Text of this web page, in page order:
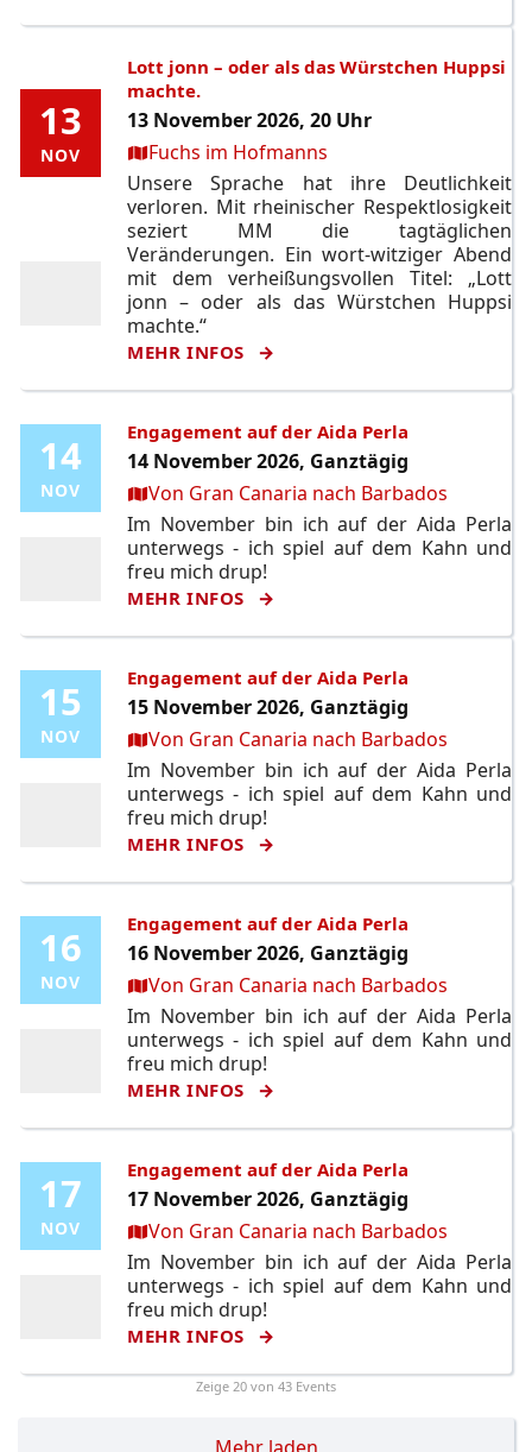
13
NOV
13
NOV
Lott jonn – oder als das Würstchen Huppsi
machte.
13 November 2026, 20 Uhr
Ort:Fuchs im Hofmanns
Unsere Sprache hat ihre Deutlichkeit
verloren. Mit rheinischer Respektlosigkeit
seziert MM die tagtäglichen
Veränderungen. Ein wort-witziger Abend
mit dem verheißungsvollen Titel: „Lott
jonn – oder als das Würstchen Huppsi
machte.“
MEHR INFOS
14
NOV
14
NOV
Engagement auf der Aida Perla
14 November 2026, Ganztägig
Ort:Von Gran Canaria nach Barbados
Im November bin ich auf der Aida Perla
unterwegs - ich spiel auf dem Kahn und
freu mich drup!
MEHR INFOS
15
NOV
15
NOV
Engagement auf der Aida Perla
15 November 2026, Ganztägig
Ort:Von Gran Canaria nach Barbados
Im November bin ich auf der Aida Perla
unterwegs - ich spiel auf dem Kahn und
freu mich drup!
MEHR INFOS
16
NOV
16
NOV
Engagement auf der Aida Perla
16 November 2026, Ganztägig
Ort:Von Gran Canaria nach Barbados
Im November bin ich auf der Aida Perla
unterwegs - ich spiel auf dem Kahn und
freu mich drup!
MEHR INFOS
17
NOV
17
NOV
Engagement auf der Aida Perla
17 November 2026, Ganztägig
Ort:Von Gran Canaria nach Barbados
Im November bin ich auf der Aida Perla
unterwegs - ich spiel auf dem Kahn und
freu mich drup!
MEHR INFOS
Zeige 20 von 43 Events